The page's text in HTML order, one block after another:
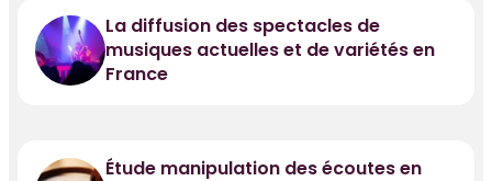
La diffusion des spectacles de
musiques actuelles et de variétés en
France
Étude manipulation des écoutes en